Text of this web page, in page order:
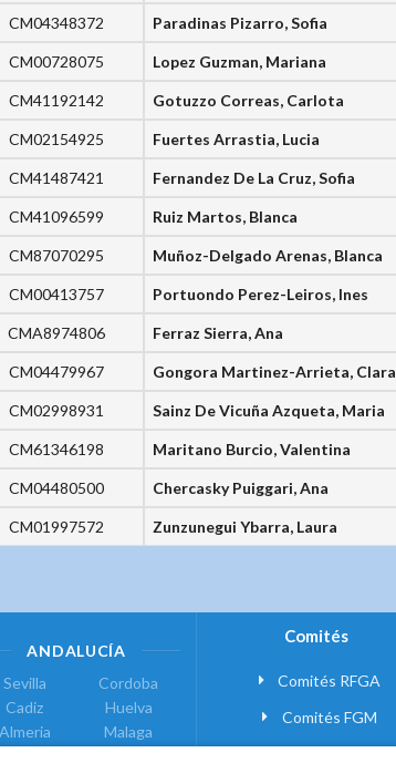
CM04348372 Paradinas Pizarro, Sofia
CM00728075 Lopez Guzman, Mariana
CM41192142 Gotuzzo Correas, Carlota
CM02154925 Fuertes Arrastia, Lucia
CM41487421 Fernandez De La Cruz, Sofia
CM41096599 Ruiz Martos, Blanca
CM87070295 Muñoz-Delgado Arenas, Blanca
CM00413757 Portuondo Perez-Leiros, Ines
CMA8974806 Ferraz Sierra, Ana
CM04479967 Gongora Martinez-Arrieta, Clara
CM02998931 Sainz De Vicuña Azqueta, Maria
CM61346198 Maritano Burcio, Valentina
CM04480500 Chercasky Puiggari, Ana
CM01997572 Zunzunegui Ybarra, Laura
ANDALUCÍA
Sevilla
Cadiz
Almeria
Cordoba
Huelva
Malaga
Comités
Comités RFGA
Comités FGM